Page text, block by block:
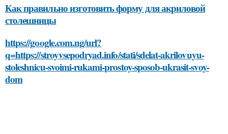
Как правильно изготовить форму для акриловой
столешницы
https://google.com.ng/url?
q=https://stroyvsepodryad.info/stati/sdelat-akrilovuyu-
stoleshnicu-svoimi-rukami-prostoy-sposob-ukrasit-svoy-
dom